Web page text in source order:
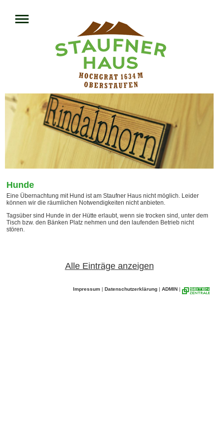
Hunde
Eine Übernachtung mit Hund ist am Staufner Haus nicht möglich. Leider
können wir die räumlichen Notwendigkeiten nicht anbieten.
Tagsüber sind Hunde in der Hütte erlaubt, wenn sie trocken sind, unter dem
Tisch bzw. den Bänken Platz nehmen und den laufenden Betrieb nicht
stören.
Alle Einträge anzeigen
Impressum | Datenschutzerklärung | ADMIN |